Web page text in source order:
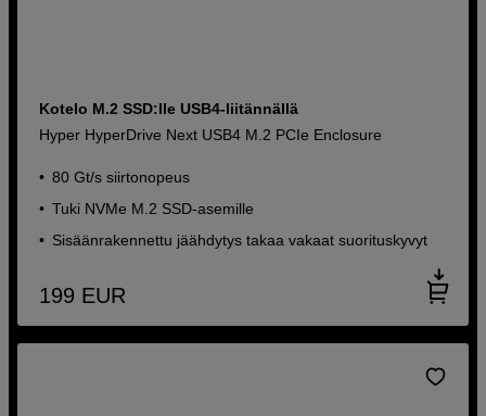
Kotelo M.2 SSD:lle USB4-liitännällä
Hyper HyperDrive Next USB4 M.2 PCIe Enclosure
80 Gt/s siirtonopeus
Tuki NVMe M.2 SSD-asemille
Sisäänrakennettu jäähdytys takaa vakaat suorituskyvyt
199 EUR